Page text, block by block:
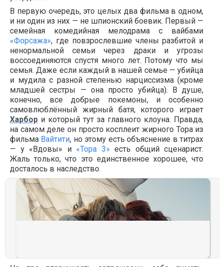
В первую очередь, это целых два фильма в одном,
и ни один из них — не шпионский боевик. Первый —
семейная комедийная мелодрама с вайбами
«Форсажа», где повзрослевшие члены разбитой и
ненормальной семьи через драки и угрозы
воссоединяются спустя много лет. Потому что мы
семья. Даже если каждый в нашей семье — убийца
и мудила с разной степенью нарциссизма (кроме
младшей сестры — она просто убийца). В душе,
конечно, все добрые покемоны, и особенно
самовлюблённый жирный батя, которого играет
Харбор и который тут за главного клоуна. Правда,
на самом деле он просто косплеит жирного Тора из
фильма Вайтити, но этому есть объяснение в титрах
— у «Вдовы» и «Тора 3» есть общий сценарист.
Жаль только, что это единственное хорошее, что
досталось в наследство.